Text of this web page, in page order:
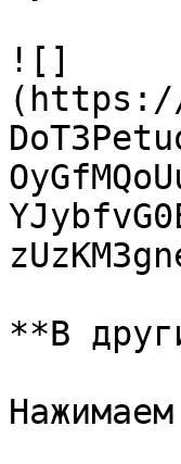
![]
(https://
**В